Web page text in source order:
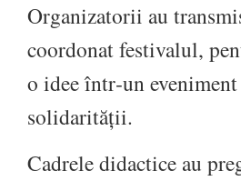
Organizatorii au
coordonat festivalul,
o idee într‑un
solidarității.
Cadrele didactice au